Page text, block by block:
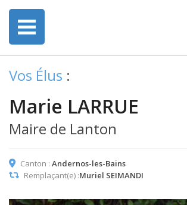
Vos Élus :
Marie LARRUE
Maire de Lanton
Canton : Andernos-les-Bains
Remplaçant(e) :Muriel SEIMANDI